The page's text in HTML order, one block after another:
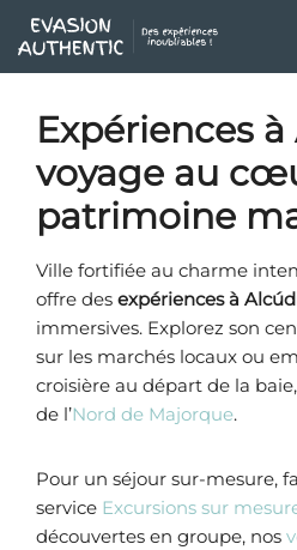
Expériences
voyage au
patrimoine
Ville fortifiée au charme
offre des expériences à
immersives. Explorez son
sur les marchés locaux ou
croisière au départ de la
de l’Nord de Majorque.
Pour un séjour sur-mesure,
service Excursions sur
découvertes en groupe, nos